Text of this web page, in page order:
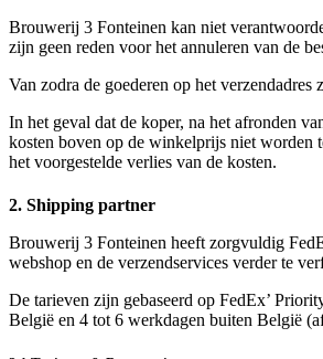
Brouwerij 3 Fonteinen kan niet
zijn geen reden voor het annuleren van de
Van zodra de goederen op het
In het geval dat de koper, na het afronden
kosten boven op de winkelprijs niet worden
het voorgestelde verlies van de kosten.
2. Shipping partner
Brouwerij 3 Fonteinen heeft zorgvuldig
webshop en de verzendservices verder te
De tarieven zijn gebaseerd op FedEx’
België en 4 tot 6 werkdagen buiten België